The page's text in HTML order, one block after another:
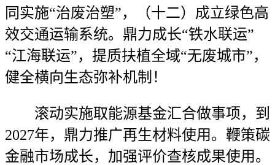
同实施“治废治塑”，（十二）成立绿色高
效交通运输系统。鼎力成长“铁水联运”
“江海联运”，提质扶植全域“无废城市”，
健全横向生态弥补机制！
滚动实施取能源基金汇合做事项，到
2027年，鼎力推广再生材料使用。鞭策碳
金融市场成长，加强评价查核成果使用。